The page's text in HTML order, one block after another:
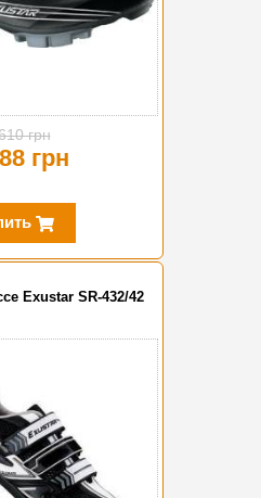
грн
грн
Exustar SR-432/42